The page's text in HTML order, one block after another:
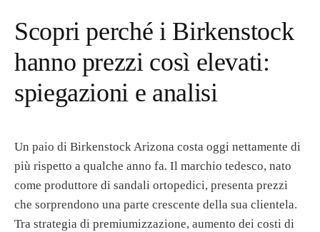
Scopri perché i Birkenstock
hanno prezzi così elevati:
spiegazioni e analisi
Un paio di Birkenstock Arizona costa oggi nettamente di
più rispetto a qualche anno fa. Il marchio tedesco, nato
come produttore di sandali ortopedici, presenta prezzi
che sorprendono una parte crescente della sua clientela.
Tra strategia di premiumizzazione, aumento dei costi di